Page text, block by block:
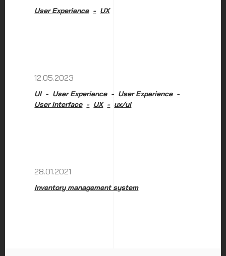
User Experience UX
12.05.2023
UI User Experience
User Experience
User Interface
UX ux/ui
28.01.2021
Inventory management system